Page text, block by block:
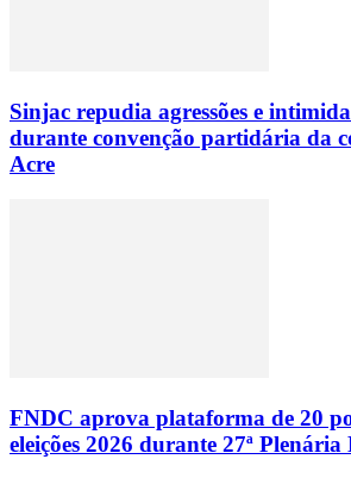
Sinjac repudia agressões e
durante convenção partidária da
Acre
FNDC aprova plataforma de 20
eleições 2026 durante 27ª Plenária